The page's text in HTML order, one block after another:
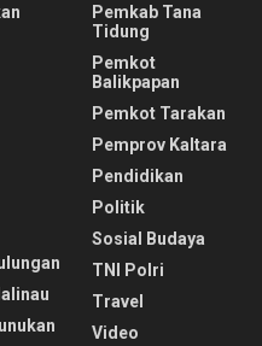
Pemkab Tana
Tidung
Pemkot
Balikpapan
Pemkot Tarakan
Pemprov Kaltara
Pendidikan
Politik
Sosial Budaya
TNI Polri
Travel
Video